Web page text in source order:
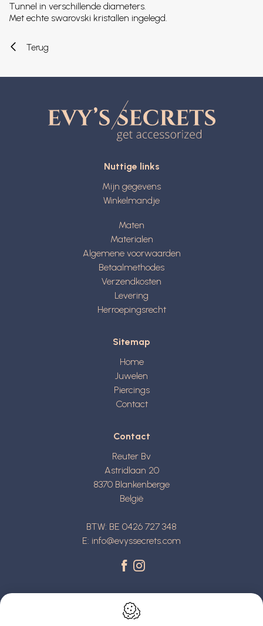
Tunnel in verschillende diameters.
Met echte swarovski kristallen ingelegd.
Terug
Nuttige links
Mijn gegevens
Winkelmandje
Maten
Materialen
Algemene voorwaarden
Betaalmethodes
Verzendkosten
Levering
Herroepingsrecht
Sitemap
Home
Juwelen
Piercings
Contact
Contact
Reuter Bv
Astridlaan 20
8370 Blankenberge
België
BTW: BE 0426 727 348
E: info@evyssecrets.com